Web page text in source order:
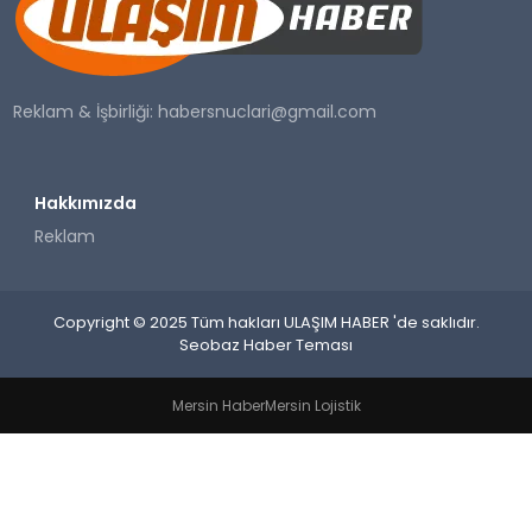
SAĞLIK
YAŞAM
Reklam & İşbirliği:habersnuclari@gmail.com
Hakkımızda
Reklam
Copyright © 2025 Tüm hakları ULAŞIM HABER 'de saklıdır.
Seobaz Haber Teması
Mersin HaberMersin Lojistik